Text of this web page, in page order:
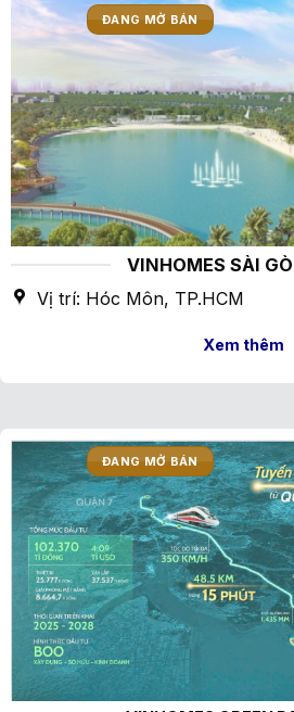
ĐANG MỞ BÁN
VINHOMES SÀI
Vị trí: Hóc Môn, TP.HCM
Xem thêm
ĐANG MỞ BÁN